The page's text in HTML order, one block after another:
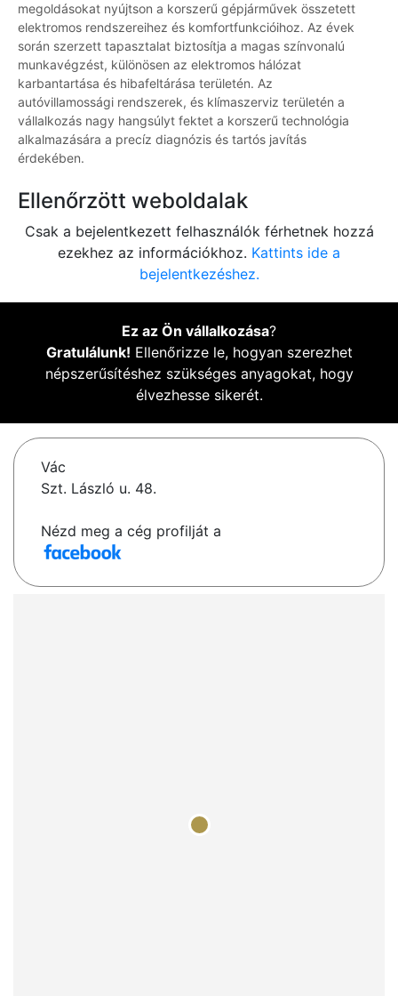
megoldásokat nyújtson a korszerű gépjárművek összetett
elektromos rendszereihez és komfortfunkcióihoz. Az évek
során szerzett tapasztalat biztosítja a magas színvonalú
munkavégzést, különösen az elektromos hálózat
karbantartása és hibafeltárása területén. Az
autóvillamossági rendszerek, és klímaszerviz területén a
vállalkozás nagy hangsúlyt fektet a korszerű technológia
alkalmazására a precíz diagnózis és tartós javítás
érdekében.
Ellenőrzött weboldalak
Csak a bejelentkezett felhasználók férhetnek hozzá
ezekhez az információkhoz. Kattints ide a
bejelentkezéshez.
Ez az Ön vállalkozása?
Gratulálunk! Ellenőrizze le, hogyan szerezhet
népszerűsítéshez szükséges anyagokat, hogy
élvezhesse sikerét.
Vác
Szt. László u. 48.
Nézd meg a cég profilját a